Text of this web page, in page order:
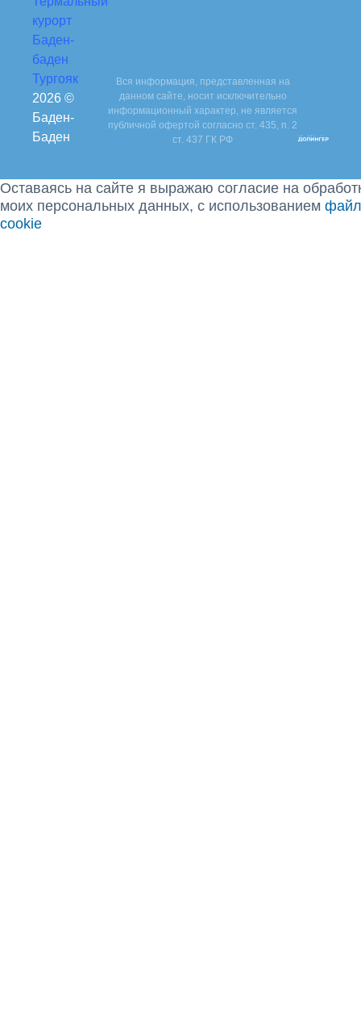
2026 ©
Баден-
Баден
Вся информация, представленная на
данном сайте, носит исключительно
информационный характер, не является
публичной офертой согласно ст. 435, п. 2
ст. 437 ГК РФ
Оставаясь на сайте я выражаю согласие на
моих персональных данных, с использованием
cookie